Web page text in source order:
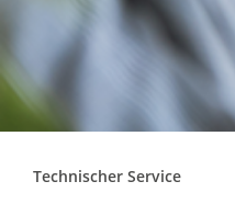
Technischer Service